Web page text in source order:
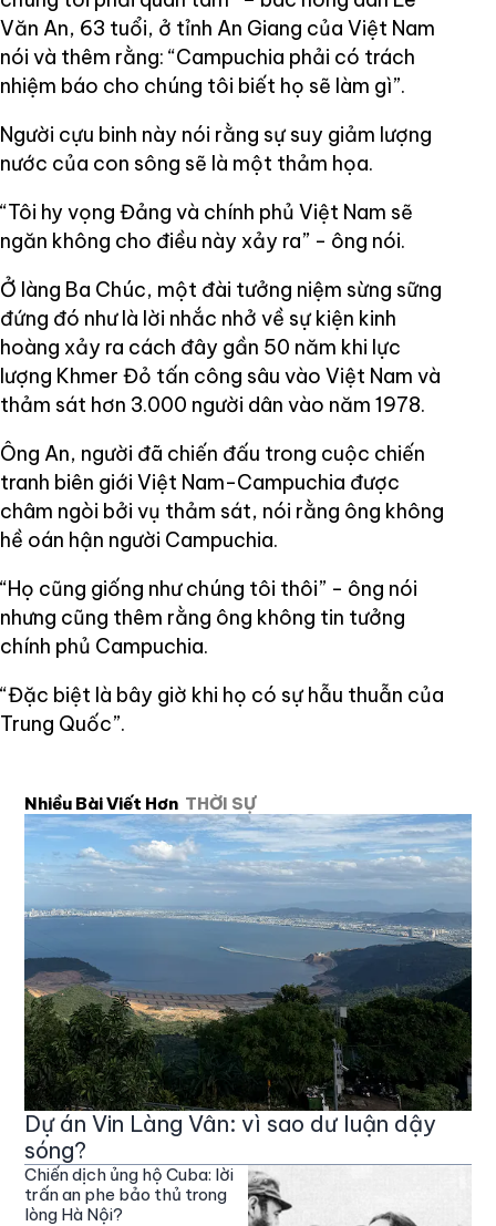
Văn An, 63 tuổi, ở tỉnh An Giang của Việt Nam
nói và thêm rằng: “Campuchia phải có trách
nhiệm báo cho chúng tôi biết họ sẽ làm gì”.
Người cựu binh này nói rằng sự suy giảm lượng
nước của con sông sẽ là một thảm họa.
“Tôi hy vọng Đảng và chính phủ Việt Nam sẽ
ngăn không cho điều này xảy ra” - ông nói.
Ở làng Ba Chúc, một đài tưởng niệm sừng sững
đứng đó như là lời nhắc nhở về sự kiện kinh
hoàng xảy ra cách đây gần 50 năm khi lực
lượng Khmer Đỏ tấn công sâu vào Việt Nam và
thảm sát hơn 3.000 người dân vào năm 1978.
Ông An, người đã chiến đấu trong cuộc chiến
tranh biên giới Việt Nam-Campuchia được
châm ngòi bởi vụ thảm sát, nói rằng ông không
hề oán hận người Campuchia.
“Họ cũng giống như chúng tôi thôi” - ông nói
nhưng cũng thêm rằng ông không tin tưởng
chính phủ Campuchia.
“Đặc biệt là bây giờ khi họ có sự hẫu thuẫn của
Trung Quốc”.
Nhiều Bài Viết Hơn THỜI SỰ
Dự án Vin Làng Vân: vì sao dư luận dậy
sóng?
Chiến dịch ủng hộ Cuba: lời
trấn an phe bảo thủ trong
lòng Hà Nội?